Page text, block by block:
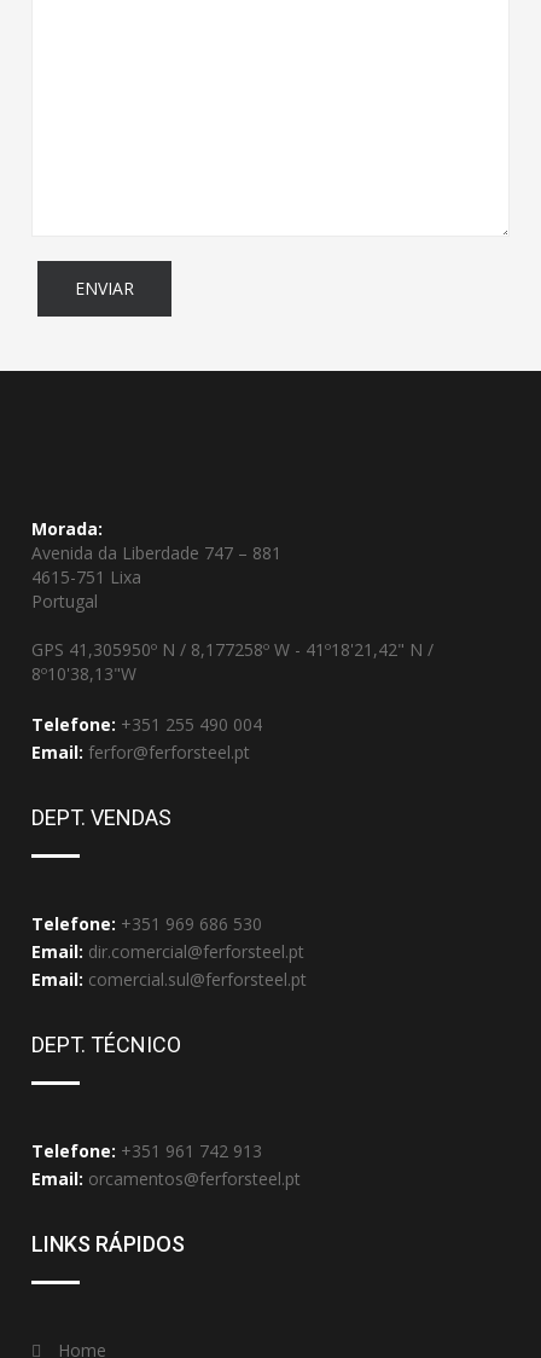
ENVIAR
Morada:
Avenida da Liberdade 747 – 881
4615-751 Lixa
Portugal
GPS 41,305950º N / 8,177258º W - 41º18'21,42" N /
8º10'38,13"W
Telefone: +351 255 490 004
Email: ferfor@ferforsteel.pt
DEPT. VENDAS
Telefone: +351 969 686 530
Email: dir.comercial@ferforsteel.pt
Email: comercial.sul@ferforsteel.pt
DEPT. TÉCNICO
Telefone: +351 961 742 913
Email: orcamentos@ferforsteel.pt
LINKS RÁPIDOS
Home